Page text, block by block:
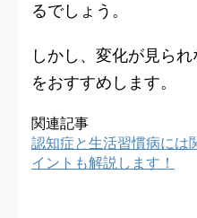
るでしょう。
しかし、変化が見ら
をおすすめします。
関連記事
認知症と生活習慣病には
イントも解説します！